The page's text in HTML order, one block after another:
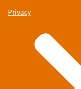
Privacy